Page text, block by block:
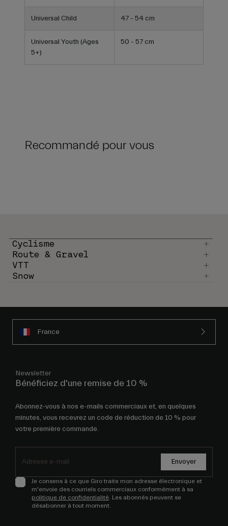
Universal Child 47 - 54 cm
Universal Youth (Ages
5+)
50 - 57 cm
Recommandé pour vous
Cyclisme
Route & Gravel
VTT
Snow
France
Newsletter
Bénéficiez d'une remise de 10 %
Abonnez-vous à nos e-mails commerciaux et, en quelques
minutes, vous recevrez un code de réduction de 10 % pour
votre première commande.
Envoyer
Je consens à ce que Giro traite mon adresse électronique et
m'envoie des courriels commerciaux conformément à sa
politique de confidentialité. Les abonnés peuvent se
désabonner à tout moment.